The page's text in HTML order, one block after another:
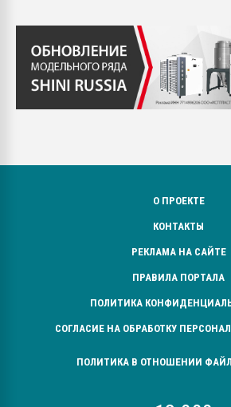
О ПРОЕКТЕ
КОНТАКТЫ
РЕКЛАМА НА САЙТЕ
ПРАВИЛА ПОРТАЛА
ПОЛИТИКА
СОГЛАСИЕ НА ОБРАБОТКУ
ПОЛИТИКА В ОТНОШЕНИИ